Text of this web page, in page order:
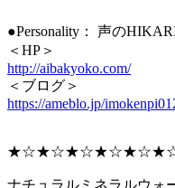
●Personality： 声の
＜HP＞
http://aibakyoko.com/
＜ブログ＞
https://ameblo.jp/
ナチュラルミネラルウォ